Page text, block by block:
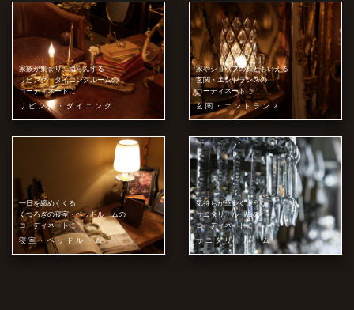
家族が集まり、団らんする
リビング・ダイニングルームの
コーディネートに
リビング・ダイニング
家やショップの顔ともいえる
玄関・エントランスの
コーディネートに
玄関・エントランス
一日を締めくくる
くつろぎの寝室・ベットルームの
コーディネートに
寝室・ベッドルーム
気持ちが華やぐような
サニタリールームの
コーディネートに
サニタリールーム